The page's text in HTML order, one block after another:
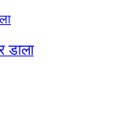
डाला